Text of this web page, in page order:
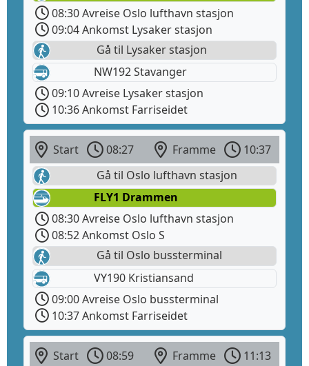
08:30 Avreise Oslo lufthavn stasjon
09:04 Ankomst Lysaker stasjon
Gå til Lysaker stasjon
NW192 Stavanger
09:10 Avreise Lysaker stasjon
10:36 Ankomst Farriseidet
Start 08:27 Framme
10:37
Gå til Oslo lufthavn stasjon
FLY1 Drammen
08:30 Avreise Oslo lufthavn stasjon
08:52 Ankomst Oslo S
Gå til Oslo bussterminal
VY190 Kristiansand
09:00 Avreise Oslo bussterminal
10:37 Ankomst Farriseidet
Start 08:59 Framme 11:13